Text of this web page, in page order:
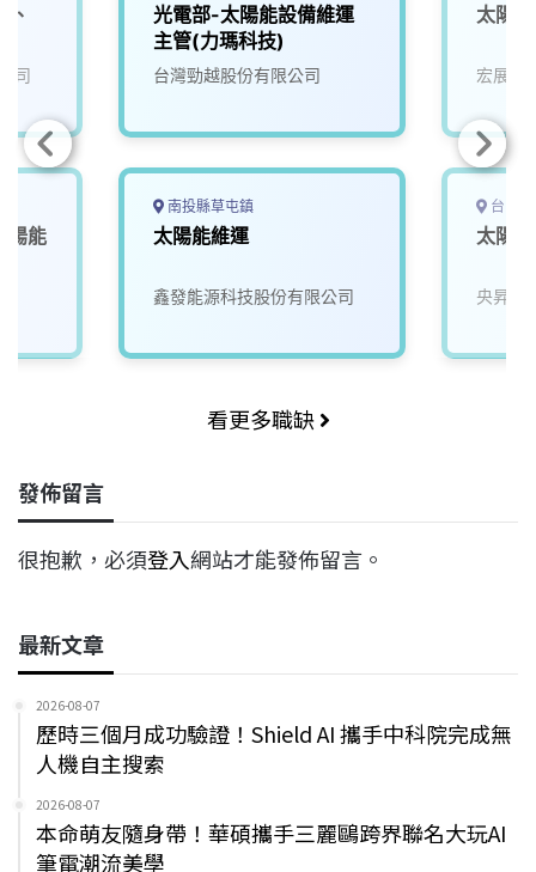
、
司
陽能
光電部-太陽能設備維運
主管(力瑪科技)
台灣勁越股份有限公司
南投縣草屯鎮
太陽能維運
鑫發能源科技股份有限公司
太陽
宏展能
台中
太陽
央昇水
看更多職缺
發佈留言
很抱歉，必須登入網站才能發佈留言。
最新文章
2026-08-07
歷時三個月成功驗證！Shield AI 攜手中科院完成無
人機自主搜索
2026-08-07
本命萌友隨身帶！華碩攜手三麗鷗跨界聯名大玩AI
筆電潮流美學